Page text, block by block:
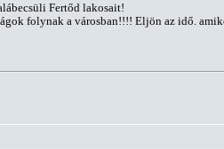
Fertőd lakosait!
folynak a városban!!!! Eljön az idő.